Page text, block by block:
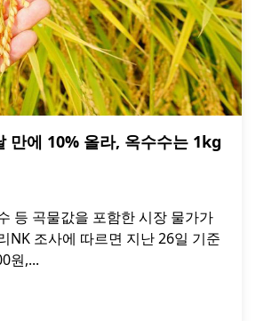
만에 10% 올라, 옥수수는 1kg
등 곡물값을 포함한 시장 물가가
NK 조사에 따르면 지난 26일 기준
원,...